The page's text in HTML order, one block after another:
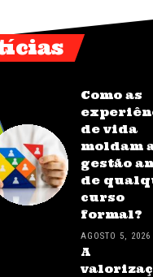
Como as
de vida
moldam
gestão
de
curso
formal?
AGOSTO 5, 2026
A